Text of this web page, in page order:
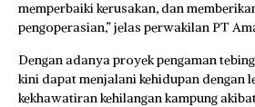
memperbaiki kerusakan, dan
pengoperasian,” jelas perwakilan PT
Dengan adanya proyek pengaman
kini dapat menjalani kehidupan dengan
kekhawatiran kehilangan kampung